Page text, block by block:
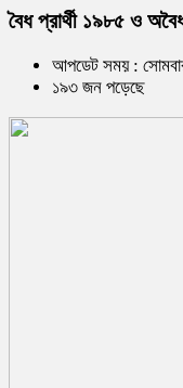
বৈধ প্রার্থী ১৯৮৫ ও
আপডেট সময় :
১৯৩ জন পড়েছে